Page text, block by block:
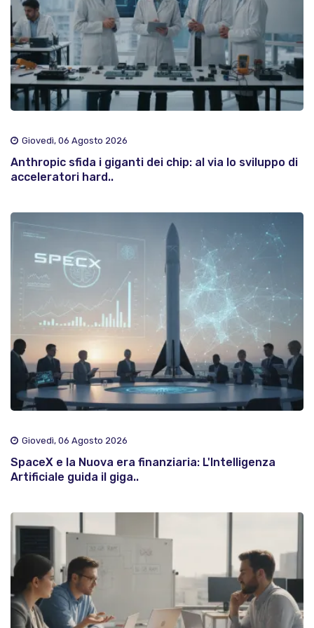
Giovedì, 06 Agosto 2026
Anthropic sfida i giganti dei chip: al via lo sviluppo di
acceleratori hard..
Giovedì, 06 Agosto 2026
SpaceX e la Nuova era finanziaria: L'Intelligenza
Artificiale guida il giga..